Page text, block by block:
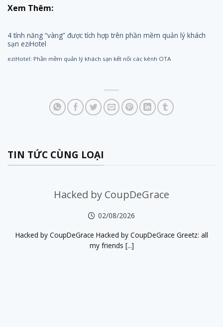
Xem Thêm:
4 tính năng “vàng” được tích hợp trên phần mềm quản lý khách
sạn eziHotel
eziHotel: Phần mềm quản lý khách sạn kết nối các kênh OTA
TIN TỨC CÙNG LOẠI
Hacked by CoupDeGrace
02/08/2026
Hacked by CoupDeGrace Hacked by CoupDeGrace Greetz: all
my friends [...]